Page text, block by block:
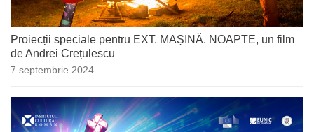
Proiecții speciale pentru EXT. MAȘINĂ. NOAPTE, un film
de Andrei Crețulescu
7 septembrie 2024